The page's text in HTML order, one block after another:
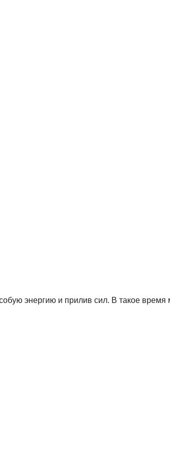
энергию и прилив сил. В такое